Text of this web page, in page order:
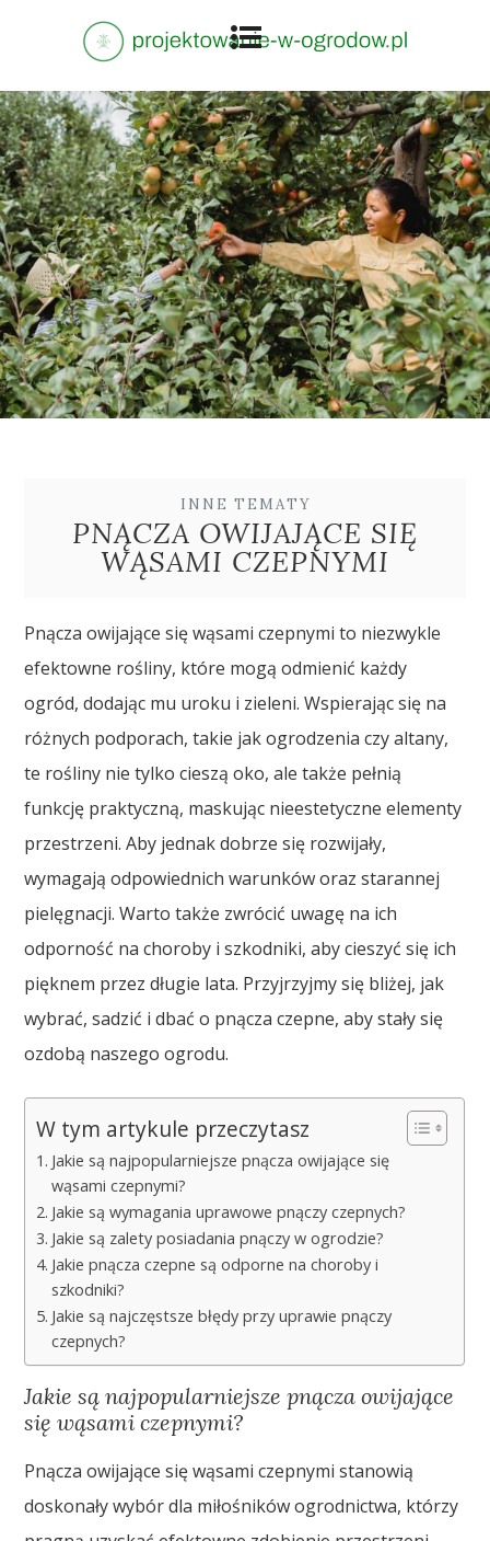
INNE TEMATY
PNĄCZA OWIJAJĄCE SIĘ
WĄSAMI CZEPNYMI
Pnącza owijające się wąsami czepnymi to niezwykle
efektowne rośliny, które mogą odmienić każdy
ogród, dodając mu uroku i zieleni. Wspierając się na
różnych podporach, takie jak ogrodzenia czy altany,
te rośliny nie tylko cieszą oko, ale także pełnią
funkcję praktyczną, maskując nieestetyczne elementy
przestrzeni. Aby jednak dobrze się rozwijały,
wymagają odpowiednich warunków oraz starannej
pielęgnacji. Warto także zwrócić uwagę na ich
odporność na choroby i szkodniki, aby cieszyć się ich
pięknem przez długie lata. Przyjrzyjmy się bliżej, jak
wybrać, sadzić i dbać o pnącza czepne, aby stały się
ozdobą naszego ogrodu.
W tym artykule przeczytasz
Jakie są najpopularniejsze pnącza owijające się
wąsami czepnymi?
Jakie są wymagania uprawowe pnączy czepnych?
Jakie są zalety posiadania pnączy w ogrodzie?
Jakie pnącza czepne są odporne na choroby i
szkodniki?
Jakie są najczęstsze błędy przy uprawie pnączy
czepnych?
Jakie są najpopularniejsze pnącza owijające
się wąsami czepnymi?
Pnącza owijające się wąsami czepnymi stanowią
doskonały wybór dla miłośników ogrodnictwa, którzy